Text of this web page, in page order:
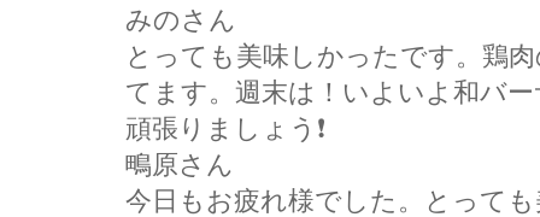
みのさん
とっても美味しかったです。鶏
てます。週末は！いよいよ和バ
頑張りましょう❗
鴫原さん
今日もお疲れ様でした。とって